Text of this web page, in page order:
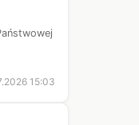
15:03